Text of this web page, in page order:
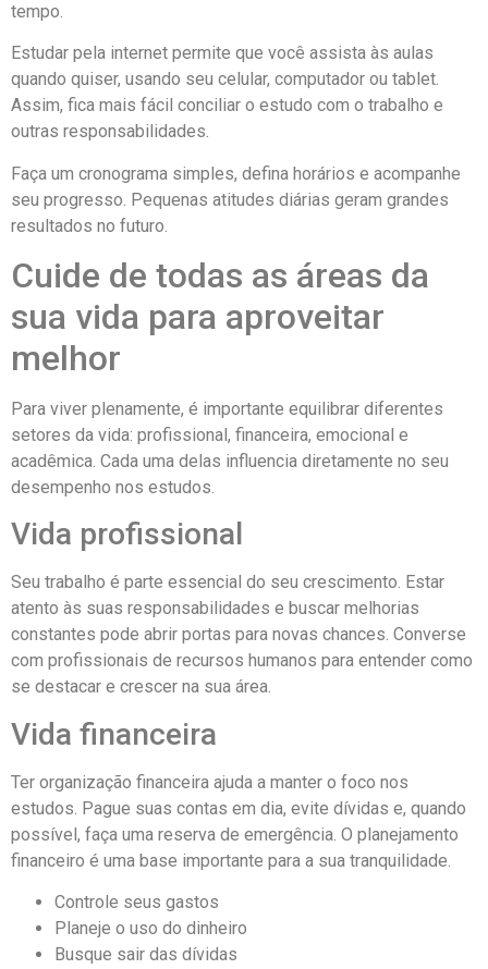
tempo.
Estudar pela internet permite que você assista às aulas
quando quiser, usando seu celular, computador ou tablet.
Assim, fica mais fácil conciliar o estudo com o trabalho e
outras responsabilidades.
Faça um cronograma simples, defina horários e acompanhe
seu progresso. Pequenas atitudes diárias geram grandes
resultados no futuro.
Cuide de todas as áreas da
sua vida para aproveitar
melhor
Para viver plenamente, é importante equilibrar diferentes
setores da vida: profissional, financeira, emocional e
acadêmica. Cada uma delas influencia diretamente no seu
desempenho nos estudos.
Vida profissional
Seu trabalho é parte essencial do seu crescimento. Estar
atento às suas responsabilidades e buscar melhorias
constantes pode abrir portas para novas chances. Converse
com profissionais de recursos humanos para entender como
se destacar e crescer na sua área.
Vida financeira
Ter organização financeira ajuda a manter o foco nos
estudos. Pague suas contas em dia, evite dívidas e, quando
possível, faça uma reserva de emergência. O planejamento
financeiro é uma base importante para a sua tranquilidade.
Controle seus gastos
Planeje o uso do dinheiro
Busque sair das dívidas